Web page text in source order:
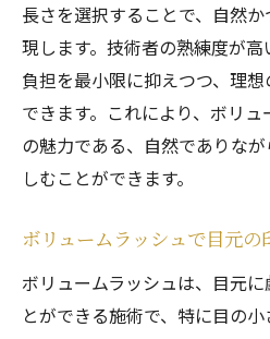
長さを選択することで、自然
現します。技術者の熟練度が
負担を最小限に抑えつつ、理
できます。これにより、ボリ
の魅力である、自然でありな
しむことができます。
ボリュームラッシュで目元の
ボリュームラッシュは、目元
とができる施術で、特に目の